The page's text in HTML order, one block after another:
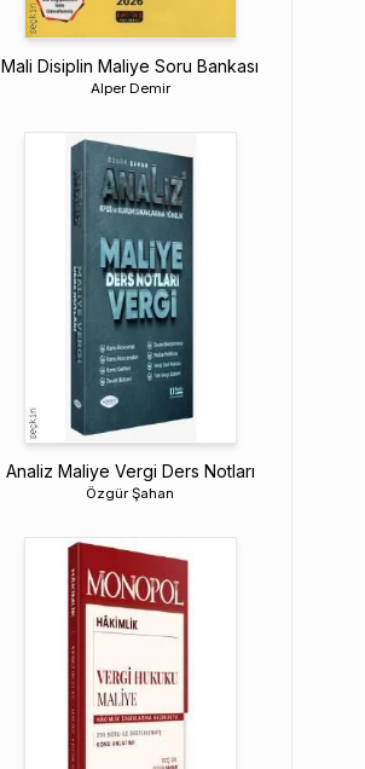
Mali Disiplin Maliye Soru Bankası
Alper Demir
Analiz Maliye Vergi Ders Notları
Özgür Şahan